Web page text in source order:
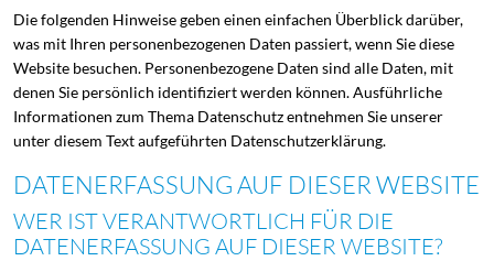
Die folgenden Hinweise geben einen einfachen Überblick darüber,
was mit Ihren personenbezogenen Daten passiert, wenn Sie diese
Website besuchen. Personenbezogene Daten sind alle Daten, mit
denen Sie persönlich identifiziert werden können. Ausführliche
Informationen zum Thema Datenschutz entnehmen Sie unserer
unter diesem Text aufgeführten Datenschutzerklärung.
DATENERFASSUNG AUF DIESER WEBSITE
WER IST VERANTWORTLICH FÜR DIE
DATENERFASSUNG AUF DIESER WEBSITE?